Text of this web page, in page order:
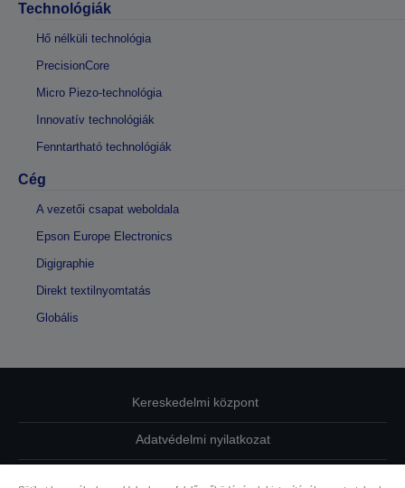
Technológiák
Hő nélküli technológia
PrecisionCore
Micro Piezo-technológia
Innovatív technológiák
Fenntartható technológiák
Cég
A vezetői csapat weboldala
Epson Europe Electronics
Digigraphie
Direkt textilnyomtatás
Globális
Kereskedelmi központ
Adatvédelmi nyilatkozat